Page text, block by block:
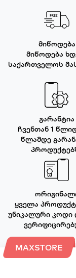
მიწოდება
მიწოდება
საქართველოს
გარანტია
ჩვენთან 1
წლამდე
ყველა
უნიკალური კოდი
MAXSTORE